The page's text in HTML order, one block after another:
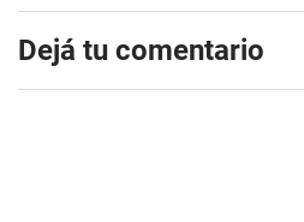
Dejá tu comentario